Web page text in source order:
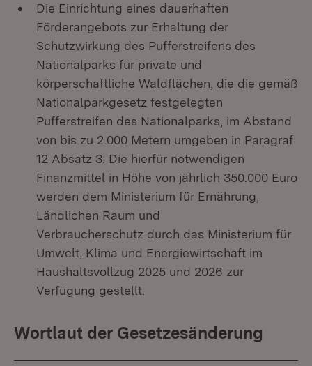
Die Einrichtung eines dauerhaften
Förderangebots zur Erhaltung der
Schutzwirkung des Pufferstreifens des
Nationalparks für private und
körperschaftliche Waldflächen, die die gemäß
Nationalparkgesetz festgelegten
Pufferstreifen des Nationalparks, im Abstand
von bis zu 2.000 Metern umgeben in Paragraf
12 Absatz 3. Die hierfür notwendigen
Finanzmittel in Höhe von jährlich 350.000 Euro
werden dem Ministerium für Ernährung,
Ländlichen Raum und
Verbraucherschutz durch das Ministerium für
Umwelt, Klima und Energiewirtschaft im
Haushaltsvollzug 2025 und 2026 zur
Verfügung gestellt.
Wortlaut der Gesetzesänderung